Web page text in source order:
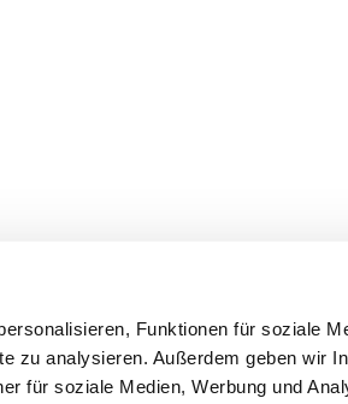
Funktionen für soziale
zu analysieren. Außerdem geben wir
für soziale Medien, Werbung und